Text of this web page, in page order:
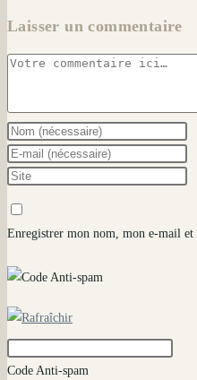
Laisser un commentaire
Comment
Enter
your
name
comment
Enter
your
comment
Saisir
votre
site
Enregistrer mon nom, mon e-mail
Code Anti-spam